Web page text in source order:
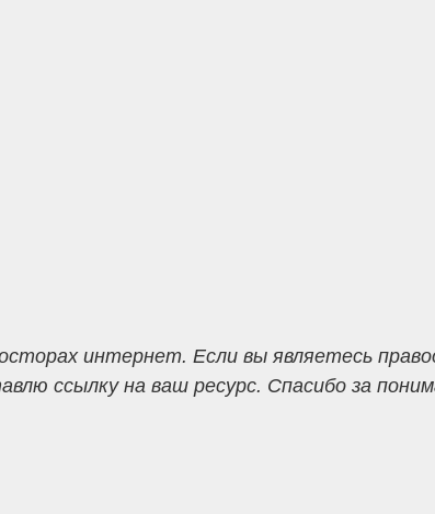
интернет. Если вы являетесь
ссылку на ваш ресурс. Спасибо за